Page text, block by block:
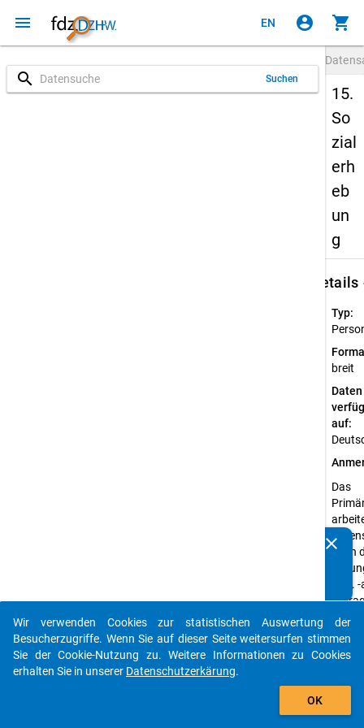
menu EN account_circle shopping_cart
search Suchen
15.
So
zial
erh
eb
un
g
Details
Typ:
breit
Daten
auf:
Das
nach
bzw.
Verfügbare
clear
auto_stories
add_shopping_cart
Wir verwenden Cookies zur statistischen Auswertung der
Besucherzugriffe. Wenn Sie auf dieser Seite weitersurfen stimmen
Sie der Cookie-Nutzung zu. Weitere Informationen zu Cookies
erhalten Sie in unserer Datenschutzerkärung.
OK